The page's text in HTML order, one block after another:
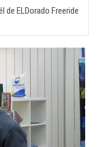
ELDorado Freeride